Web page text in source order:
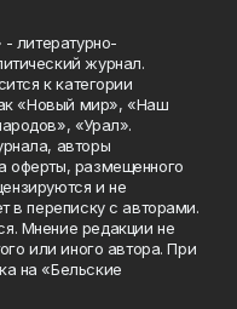
литературно-
журнал.
к категории
«Новый мир», «Наш
«Урал».
авторы
оферты, размещенного
и не
в переписку с авторами.
Мнение редакции не
или иного автора. При
на «Бельские